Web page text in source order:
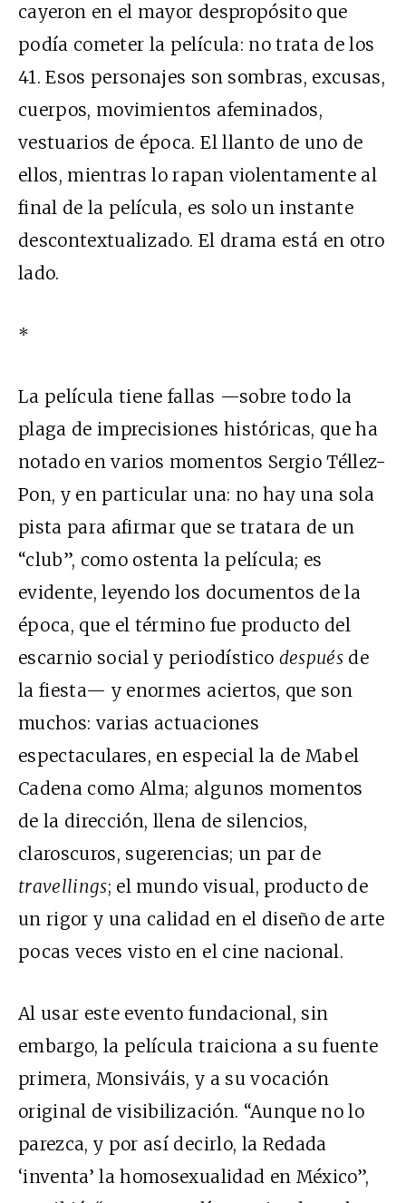
cayeron en el mayor despropósito que
podía cometer la película: no trata de los
41. Esos personajes son sombras, excusas,
cuerpos, movimientos afeminados,
vestuarios de época.El llanto de uno de
ellos, mientras lo rapan violentamente al
final de la película, es solo un instante
descontextualizado. El drama está en otro
lado.
*
La película tiene fallas —sobre todo la
plaga de imprecisiones históricas, que ha
notado en varios momentos Sergio Téllez-
Pon, y en particular una: no hay una sola
pista para afirmar que se tratara de un
“club”, como ostenta la película; es
evidente, leyendo los documentos de la
época, que el término fue producto del
escarnio social y periodístico después de
la fiesta— y enormes aciertos, que son
muchos: varias actuaciones
espectaculares, en especial la de Mabel
Cadena como Alma; algunos momentos
de la dirección, llena de silencios,
claroscuros, sugerencias; un par de
travellings; el mundo visual, producto de
un rigor y una calidad en el diseño de arte
pocas veces visto en el cine nacional.
Al usar este evento fundacional, sin
embargo, la película traiciona a su fuente
primera, Monsiváis, y a su vocación
original de visibilización. “Aunque no lo
parezca, y por así decirlo, la Redada
‘inventa’ la homosexualidad en México”,